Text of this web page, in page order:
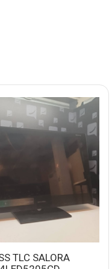
TLC SALORA